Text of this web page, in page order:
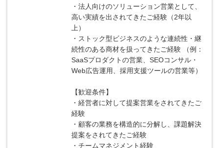
・法人向けのソリューション営業として、
高い実績を出されてきたご経験（2年以
上）
・ストック型ビジネスのような連続性・継
続性のある商材を扱ってきたご経験 （例：
SaaSプロダクトの営業、SEOコンサル・
Web広告運用、採用支援ツールの営業等）
【歓迎条件】
・経営者に対して提案営業をされてきたご
経験
・顧客の業務を構造的に分解し、課題解決
提案をされてきたご経験
・チームマネジメント経験